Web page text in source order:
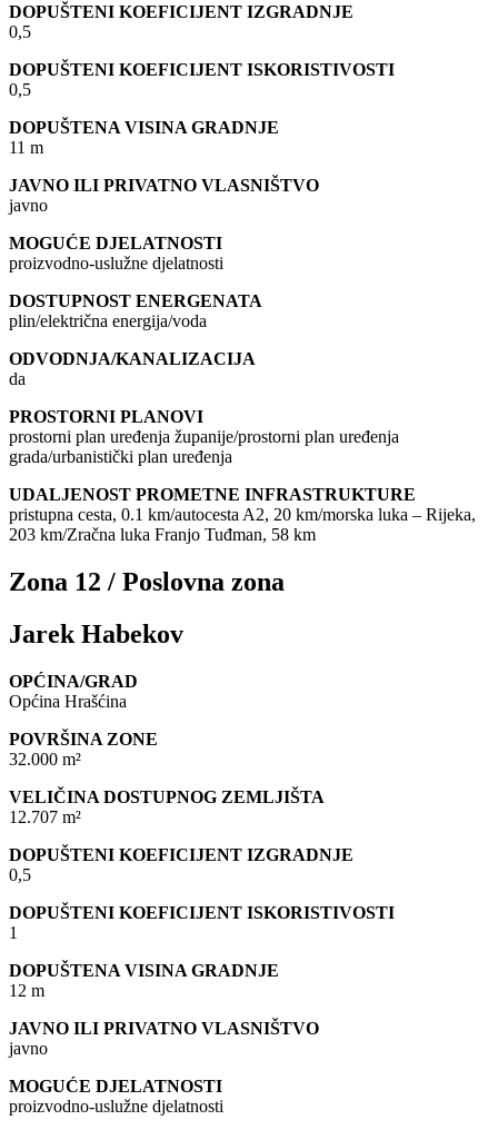
DOPUŠTENI KOEFICIJENT IZGRADNJE
0,5
DOPUŠTENI KOEFICIJENT ISKORISTIVOSTI
0,5
DOPUŠTENA VISINA GRADNJE
11 m
JAVNO ILI PRIVATNO VLASNIŠTVO
javno
MOGUĆE DJELATNOSTI
proizvodno-uslužne djelatnosti
DOSTUPNOST ENERGENATA
plin/električna energija/voda
ODVODNJA/KANALIZACIJA
da
PROSTORNI PLANOVI
prostorni plan uređenja županije/prostorni plan uređenja
grada/urbanistički plan uređenja
UDALJENOST PROMETNE INFRASTRUKTURE
pristupna cesta, 0.1 km/autocesta A2, 20 km/morska luka – Rijeka,
203 km/Zračna luka Franjo Tuđman, 58 km
Zona 12 / Poslovna zona
Jarek Habekov
OPĆINA/GRAD
Općina Hrašćina
POVRŠINA ZONE
32.000 m²
VELIČINA DOSTUPNOG ZEMLJIŠTA
12.707 m²
DOPUŠTENI KOEFICIJENT IZGRADNJE
0,5
DOPUŠTENI KOEFICIJENT ISKORISTIVOSTI
1
DOPUŠTENA VISINA GRADNJE
12 m
JAVNO ILI PRIVATNO VLASNIŠTVO
javno
MOGUĆE DJELATNOSTI
proizvodno-uslužne djelatnosti